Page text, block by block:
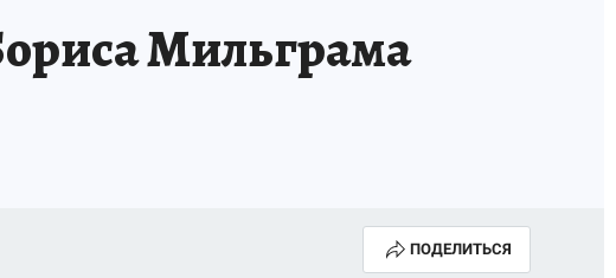
ХАЛАТАХ ВЫБОРЫ ГУБЕРНАТОРА
Мильграма
ПОДЕЛИТЬСЯ